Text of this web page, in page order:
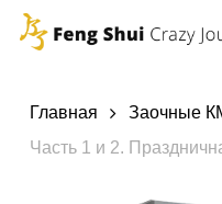
Skip
contentГлавная Заочные
Часть 1 и 2.